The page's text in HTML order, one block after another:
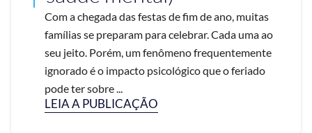
Com a chegada das festas de fim de ano, muitas
famílias se preparam para celebrar. Cada uma ao
seu jeito. Porém, um fenômeno frequentemente
ignorado é o impacto psicológico que o feriado
pode ter sobre ...
LEIA A PUBLICAÇÃO